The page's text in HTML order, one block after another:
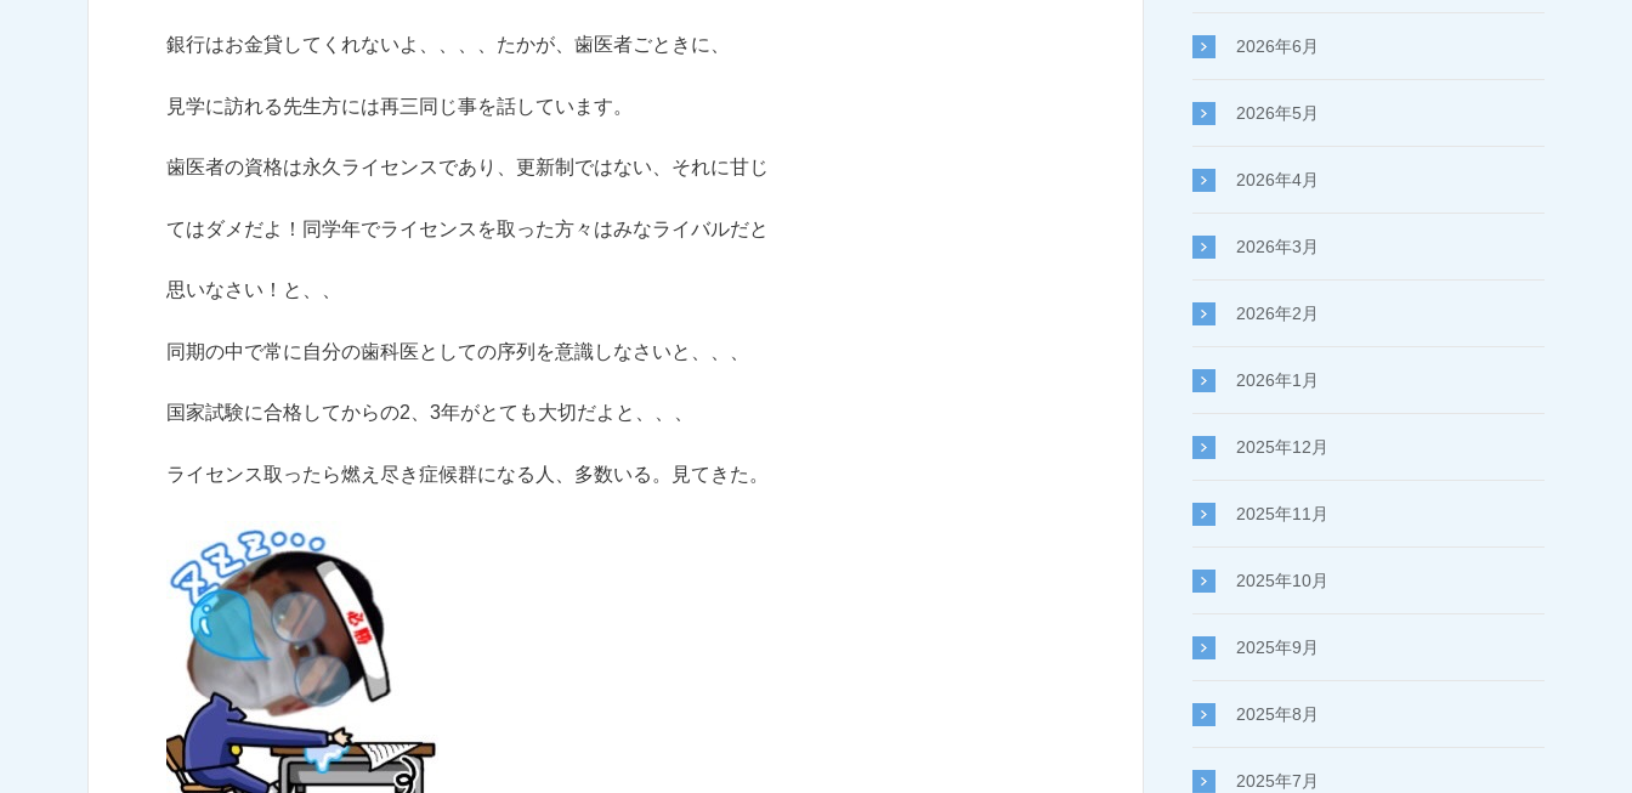
銀行はお金貸してくれないよ、、、、たかが、歯医者ごときに、
見学に訪れる先生方には再三同じ事を話しています。
歯医者の資格は永久ライセンスであり、更新制ではない、それに甘じ
てはダメだよ！同学年でライセンスを取った方々はみなライバルだと
思いなさい！と、、
同期の中で常に自分の歯科医としての序列を意識しなさいと、、、
国家試験に合格してからの2、3年がとても大切だよと、、、
ライセンス取ったら燃え尽き症候群になる人、多数いる。見てきた。
2026年6月
2026年5月
2026年4月
2026年3月
2026年2月
2026年1月
2025年12月
2025年11月
2025年10月
2025年9月
2025年8月
2025年7月